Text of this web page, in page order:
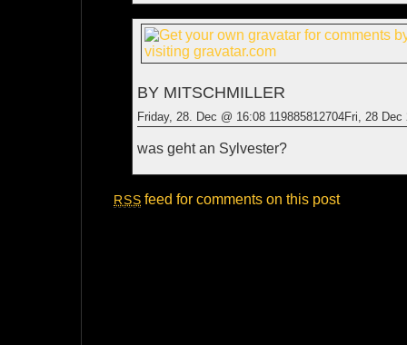
BY MITSCHMILLER
Friday, 28. Dec @ 16:08 119885812704Fri, 28
was geht an Sylvester?
RSS feed for comments on this post